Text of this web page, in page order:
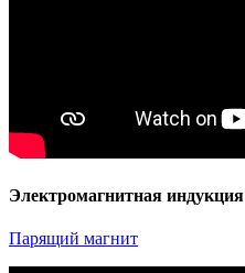
Электромагнитная индукция
Парящий магнит